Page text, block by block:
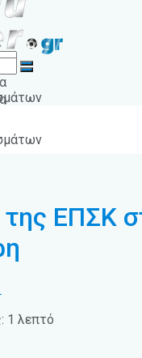
της ΕΠΣΚ
1 λεπτό